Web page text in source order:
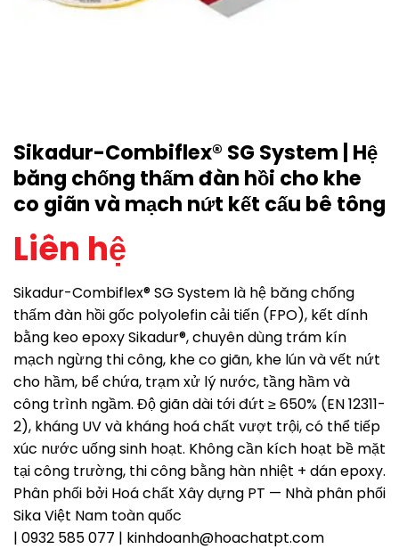
Sikadur-Combiflex® SG System | Hệ
băng chống thấm đàn hồi cho khe
co giãn và mạch nứt kết cấu bê tông
Liên hệ
Sikadur-Combiflex® SG System là hệ băng chống
thấm đàn hồi gốc polyolefin cải tiến (FPO), kết dính
bằng keo epoxy Sikadur®, chuyên dùng trám kín
mạch ngừng thi công, khe co giãn, khe lún và vết nứt
cho hầm, bể chứa, trạm xử lý nước, tầng hầm và
công trình ngầm. Độ giãn dài tới đứt ≥ 650% (EN 12311-
2), kháng UV và kháng hoá chất vượt trội, có thể tiếp
xúc nước uống sinh hoạt. Không cần kích hoạt bề mặt
tại công trường, thi công bằng hàn nhiệt + dán epoxy.
Phân phối bởi Hoá chất Xây dựng PT — Nhà phân phối
Sika Việt Nam toàn quốc
| 0932 585 077 | kinhdoanh@hoachatpt.com